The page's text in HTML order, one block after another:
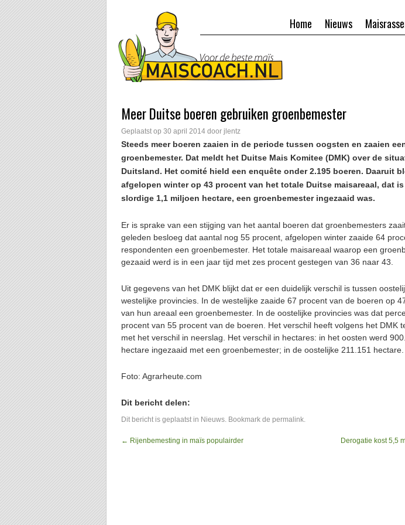
Nieuws
Home
Meer Duitse boeren gebruiken groenbemester
Geplaatst op 30 april 2014 door jlentz
Steeds meer boeren zaaien in de periode tussen oogsten en zaaien
groenbemester. Dat meldt het Duitse Mais Komitee (DMK) over de
Duitsland. Het comité hield een enquête onder 2.195 boeren. Daaruit
afgelopen winter op 43 procent van het totale Duitse maisareaal, dat is
slordige 1,1 miljoen hectare, een groenbemester ingezaaid was.
Er is sprake van een stijging van het aantal boeren dat groenbemesters
geleden besloeg dat aantal nog 55 procent, afgelopen winter zaaide 64
respondenten een groenbemester. Het totale maisareaal waarop een
gezaaid werd is in een jaar tijd met zes procent gestegen van 36 naar 43.
Uit gegevens van het DMK blijkt dat er een duidelijk verschil is tussen
westelijke provincies. In de westelijke zaaide 67 procent van de boeren op
van hun areaal een groenbemester. In de oostelijke provincies was dat
procent van 55 procent van de boeren. Het verschil heeft volgens het DMK
met het verschil in neerslag. Het verschil in hectares: in het oosten werd
hectare ingezaaid met een groenbemester; in de oostelijke 211.151 hectare.
Foto: Agrarheute.com
Dit bericht delen:
Dit bericht is geplaatst in Nieuws. Bookmark de permalink.
← Rijenbemesting in maïs populairder Derogatie kost 5,5